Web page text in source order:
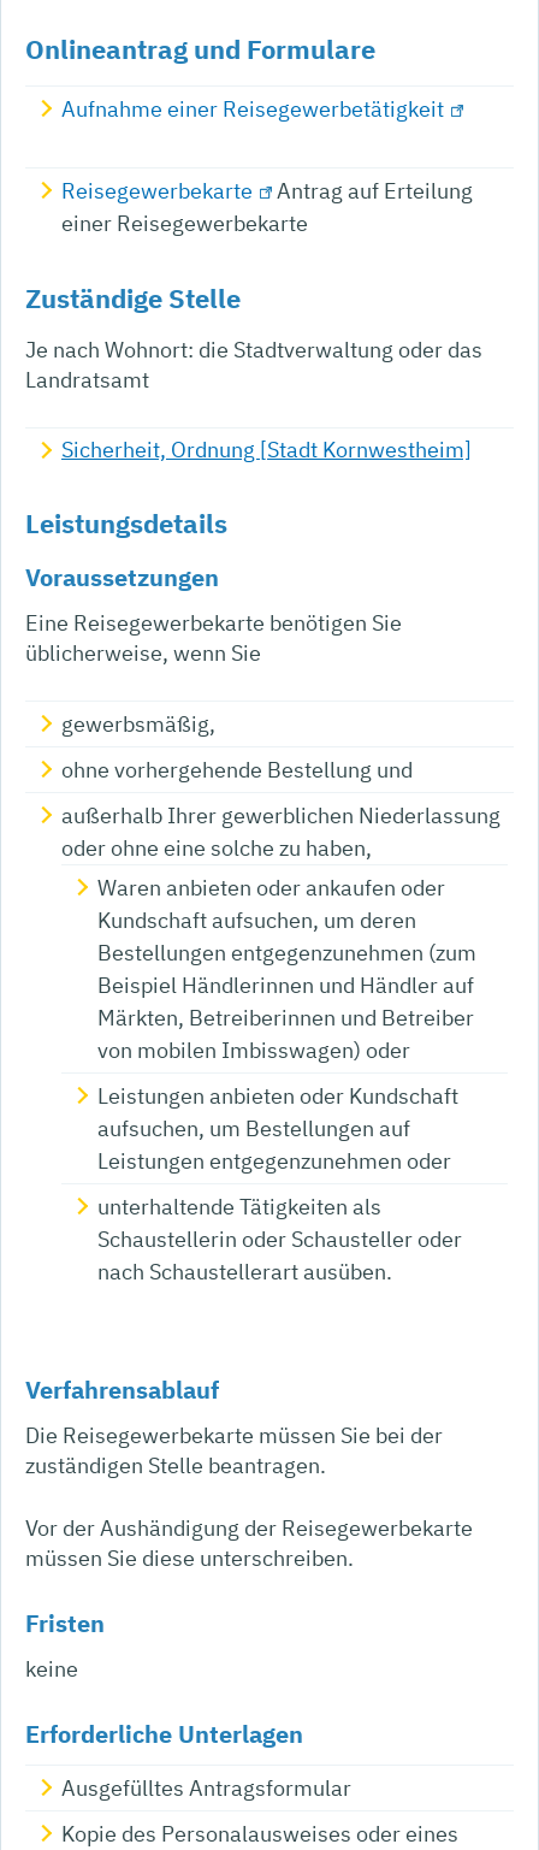
Onlineantrag und Formulare
Aufnahme einer Reisegewerbetätigkeit
Reisegewerbekarte
Antrag auf Erteilung
einer Reisegewerbekarte
Zuständige Stelle
Je nach Wohnort: die Stadtverwaltung oder das
Landratsamt
Sicherheit, Ordnung [Stadt Kornwestheim]
Leistungsdetails
Voraussetzungen
Eine Reisegewerbekarte benötigen Sie
üblicherweise, wenn Sie
gewerbsmäßig,
ohne vorhergehende Bestellung und
außerhalb Ihrer gewerblichen Niederlassung
oder ohne eine solche zu haben,
Waren anbieten oder ankaufen oder
Kundschaft aufsuchen, um deren
Bestellungen entgegenzunehmen (zum
Beispiel Händlerinnen und Händler auf
Märkten, Betreiberinnen und Betreiber
von mobilen Imbisswagen) oder
Leistungen anbieten oder Kundschaft
aufsuchen, um Bestellungen auf
Leistungen entgegenzunehmen oder
unterhaltende Tätigkeiten als
Schaustellerin oder Schausteller oder
nach Schaustellerart ausüben.
Verfahrensablauf
Die Reisegewerbekarte müssen Sie bei der
zuständigen Stelle beantragen.
Vor der Aushändigung der Reisegewerbekarte
müssen Sie diese unterschreiben.
Fristen
keine
Erforderliche Unterlagen
Ausgefülltes Antragsformular
Kopie des Personalausweises oder eines